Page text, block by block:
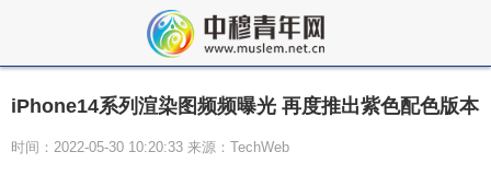
iPhone14系列渲染图频频曝光 再度推出紫色配色版本
时间：2022-05-30 10:20:33 来源：TechWeb